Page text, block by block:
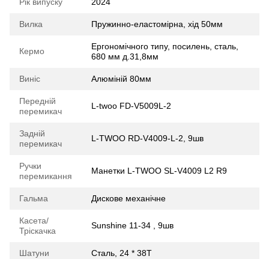
Рік випуску 2024
Вилка Пружинно-еластомірна, хід 50мм
Кермо
Ергономічного типу, посилень, сталь,
680 мм д.31,8мм
Виніс Алюміній 80мм
Передній
перемикач
L-twoo FD-V5009L-2
Задній
перемикач
L-TWOO RD-V4009-L-2, 9шв
Ручки
перемикання
Манетки L-TWOO SL-V4009 L2 R9
Гальма Дискове механічне
Касета/
Тріскачка
Sunshine 11-34 , 9шв
Шатуни Сталь, 24 * 38T